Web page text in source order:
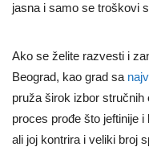
jasna i samo se troškovi
Ako se želite razvesti i
Beograd, kao grad sa
pruža širok izbor
proces prođe što jeftinije
ali joj kontrira i veliki broj